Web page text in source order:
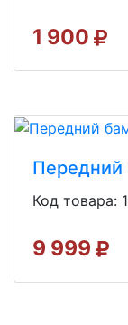
1 900
Передний
Код товара:
9 999